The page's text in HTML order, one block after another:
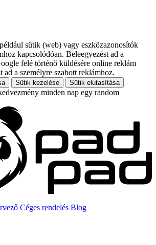
sütik (web) vagy eszközazonosítók
kapcsolódóan. Beleegyezést ad a
felé történő küldésére online reklám
ad a személyre szabott reklámhoz.
Sütik kezelése Sütik elutasítása
minden nap egy random
Céges rendelés Blog